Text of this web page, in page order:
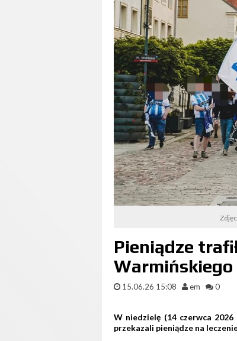
Pieniądze
Warmińskiego
15.06.26 15:08 em 0
W niedzielę (14 czerwca
przekazali pieniądze na